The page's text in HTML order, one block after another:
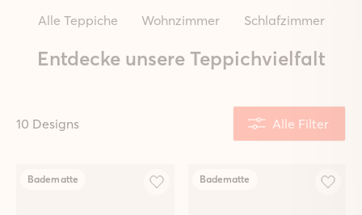
Alle Teppiche Wohnzimmer Schlafzimmer
Entdecke unsere Teppichvielfalt
10 Designs Alle Filter
Badematte Badematte